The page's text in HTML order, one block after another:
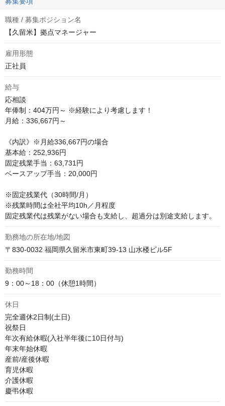
職種 / 募集ポジション名
【久留米】拠点マネージャー
雇用形態
正社員
給与
応相談
年俸制：404万円～ ※経験により考慮します！
月給：336,667円～
《内訳》※月給336,667円の場合
基本給：252,936円
固定残業手当：63,731円
ベースアップ手当：20,000円
※固定残業代（30時間/月）
※残業時間は全社平均10h／月程度
固定残業代は残業がない場合も支給し、超過分は別途支給します。
勤務地の所在地/地図
〒830-0032 福岡県久留米市東町39-13 山水楼ビル5F
勤務時間
9：00～18：00（休憩1時間）
休日
完全週休2日制(土日)
祝祭日
年次有給休暇(入社半年後に10日付与)
年末年始休暇
産前/産後休暇
育児休暇
介護休暇
慶弔休暇